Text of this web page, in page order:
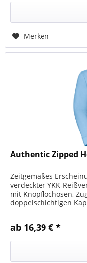
Merken
Authentic Zipped
Zeitgemäßes
verdeckter YKK-
mit Knopflochösen,
doppelschichtigen
ab 16,39 € *